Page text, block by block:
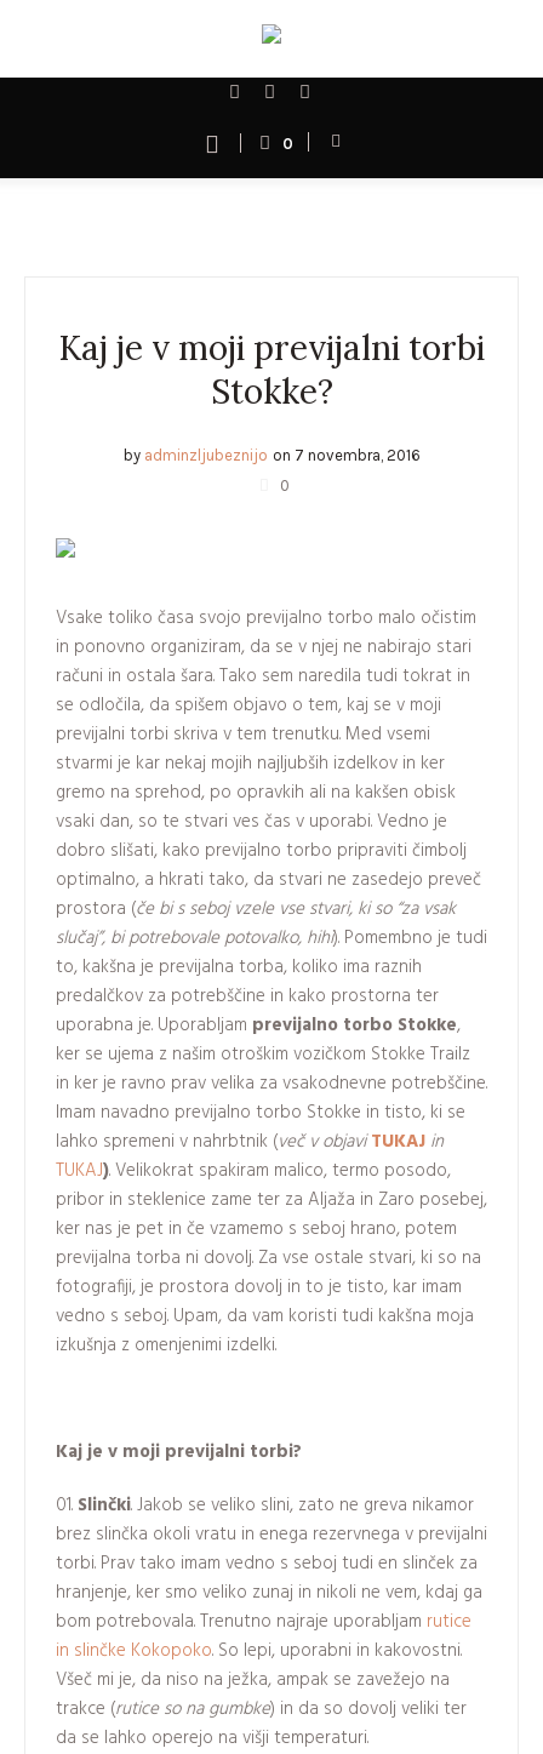
0
Kaj je v moji previjalni torbi
Stokke?
by adminzljubeznijo on 7 novembra, 2016
0
Vsake toliko časa svojo previjalno torbo malo očistim
in ponovno organiziram, da se v njej ne nabirajo stari
računi in ostala šara. Tako sem naredila tudi tokrat in
se odločila, da spišem objavo o tem, kaj se v moji
previjalni torbi skriva v tem trenutku. Med vsemi
stvarmi je kar nekaj mojih najljubših izdelkov in ker
gremo na sprehod, po opravkih ali na kakšen obisk
vsaki dan, so te stvari ves čas v uporabi. Vedno je
dobro slišati, kako previjalno torbo pripraviti čimbolj
optimalno, a hkrati tako, da stvari ne zasedejo preveč
prostora (če bi s seboj vzele vse stvari, ki so “za vsak
slučaj”, bi potrebovale potovalko, hihi). Pomembno je tudi
to, kakšna je previjalna torba, koliko ima raznih
predalčkov za potrebščine in kako prostorna ter
uporabna je. Uporabljam previjalno torbo Stokke,
ker se ujema z našim otroškim vozičkom Stokke Trailz
in ker je ravno prav velika za vsakodnevne potrebščine.
Imam navadno previjalno torbo Stokke in tisto, ki se
lahko spremeni v nahrbtnik (več v objavi TUKAJ in
TUKAJ). Velikokrat spakiram malico, termo posodo,
pribor in steklenice zame ter za Aljaža in Zaro posebej,
ker nas je pet in če vzamemo s seboj hrano, potem
previjalna torba ni dovolj. Za vse ostale stvari, ki so na
fotografiji, je prostora dovolj in to je tisto, kar imam
vedno s seboj. Upam, da vam koristi tudi kakšna moja
izkušnja z omenjenimi izdelki.
Kaj je v moji previjalni torbi?
Slinčki. Jakob se veliko slini, zato ne greva nikamor
brez slinčka okoli vratu in enega rezervnega v previjalni
torbi. Prav tako imam vedno s seboj tudi en slinček za
hranjenje, ker smo veliko zunaj in nikoli ne vem, kdaj ga
bom potrebovala. Trenutno najraje uporabljam rutice
in slinčke Kokopoko. So lepi, uporabni in kakovostni.
Všeč mi je, da niso na ježka, ampak se zavežejo na
trakce (rutice so na gumbke) in da so dovolj veliki ter
da se lahko operejo na višji temperaturi.